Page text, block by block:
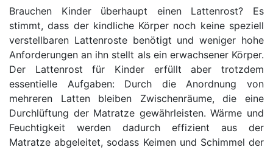
Brauchen Kinder überhaupt einen Lattenrost? Es
stimmt, dass der kindliche Körper noch keine speziell
verstellbaren Lattenroste benötigt und weniger hohe
Anforderungen an ihn stellt als ein erwachsener Körper.
Der Lattenrost für Kinder erfüllt aber trotzdem
essentielle Aufgaben: Durch die Anordnung von
mehreren Latten bleiben Zwischenräume, die eine
Durchlüftung der Matratze gewährleisten. Wärme und
Feuchtigkeit werden dadurch effizient aus der
Matratze abgeleitet, sodass Keimen und Schimmel der